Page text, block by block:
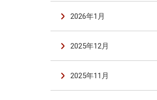
2026年1月
2025年12月
2025年11月